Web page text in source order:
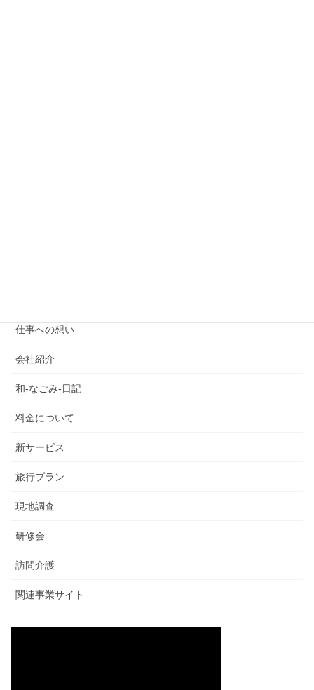
仕事への想い
会社紹介
和-なごみ-日記
料金について
新サービス
旅行プラン
現地調査
研修会
訪問介護
関連事業サイト